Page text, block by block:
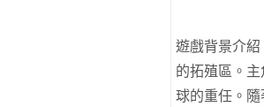
遊戲背景介
的拓殖區。
球的重任。